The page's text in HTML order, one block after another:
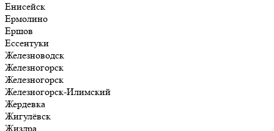
Енисейск
Ермолино
Ершов
Ессентуки
Железноводск
Железногорск
Железногорск
Железногорск-Илимский
Жердевка
Жигулёвск
Жиздра